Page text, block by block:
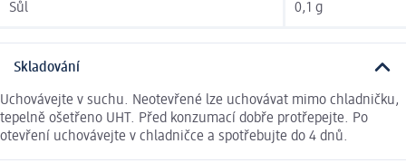
Sůl 0,1 g
Skladování
Uchovávejte v suchu. Neotevřené lze uchovávat mimo chladničku,
tepelně ošetřeno UHT. Před konzumací dobře protřepejte. Po
otevření uchovávejte v chladničce a spotřebujte do 4 dnů.